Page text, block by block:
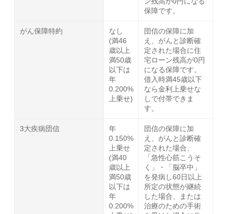
保障です。
がん保障特約
なし
(満46
歳以上
満50歳
以下は
年
0.200%
上乗せ)
団信の保障に加
え、がんと診断確
定された場合に住
宅ローン残高が0円
になる保障です。
借入時満45歳以下
なら金利上乗せな
しで付帯できま
す。
3大疾病団信
年
0.150%
上乗せ
(満40
歳以上
満50歳
以下は
年
0.200%
団信の保障に加
え、がんと診断確
定された場合、
「急性心筋こうそ
く」・「脳卒中」
を発病し60日以上
所定の状態が継続
した場合、または
治療のための手術